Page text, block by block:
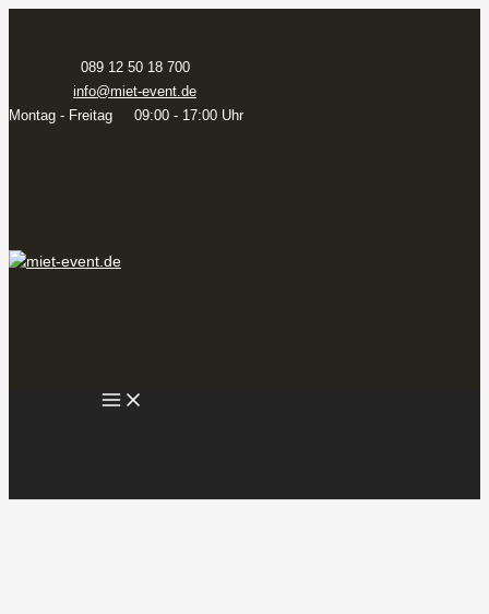
089 12 50 18 700
info@miet-event.de
Montag - Freitag 09:00 - 17:00 Uhr